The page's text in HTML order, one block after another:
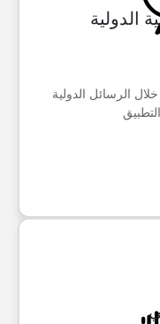
الدولية
الرسائل الدولية